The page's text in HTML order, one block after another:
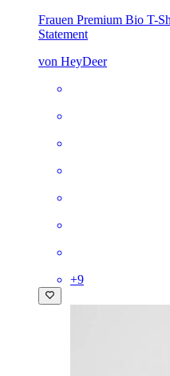
Frauen Premium Bio T-
Statement
von HeyDeer
+9